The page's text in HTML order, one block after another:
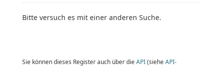
Bitte versuch es mit einer anderen Suche.
Sie können dieses Register auch über die API(siehe API-